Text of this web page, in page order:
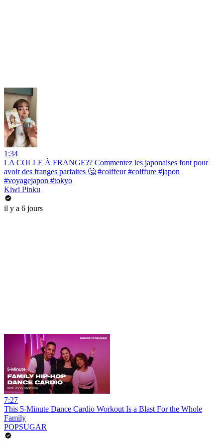
1:34
LA COLLE À FRANGE?? Commentez les japonaises font pour
avoir des franges parfaites 🤔 #coiffeur #coiffure #japon
#voyagejapon #tokyo
Kiwi Pinku
il y a 6 jours
7:27
This 5-Minute Dance Cardio Workout Is a Blast For the Whole
Family
POPSUGAR